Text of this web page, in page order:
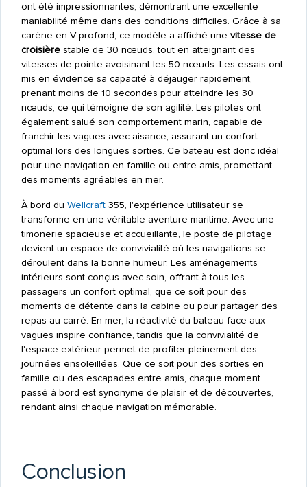
ont été impressionnantes, démontrant une excellente
maniabilité même dans des conditions difficiles. Grâce à sa
carène en V profond, ce modèle a affiché une vitesse de
croisièrestable de 30 nœuds, tout en atteignant des
vitesses de pointe avoisinant les 50 nœuds. Les essais ont
mis en évidence sa capacité à déjauger rapidement,
prenant moins de 10 secondes pour atteindre les 30
nœuds, ce qui témoigne de son agilité. Les pilotes ont
également salué son comportement marin, capable de
franchir les vagues avec aisance, assurant un confort
optimal lors des longues sorties. Ce bateau est donc idéal
pour une navigation en famille ou entre amis, promettant
des moments agréables en mer.
À bord du Wellcraft355, l'expérience utilisateur se
transforme en une véritable aventure maritime. Avec une
timonerie spacieuse et accueillante, le poste de pilotage
devient un espace de convivialité où les navigations se
déroulent dans la bonne humeur. Les aménagements
intérieurs sont conçus avec soin, offrant à tous les
passagers un confort optimal, que ce soit pour des
moments de détente dans la cabine ou pour partager des
repas au carré. En mer, la réactivité du bateau face aux
vagues inspire confiance, tandis que la convivialité de
l'espace extérieur permet de profiter pleinement des
journées ensoleillées. Que ce soit pour des sorties en
famille ou des escapades entre amis, chaque moment
passé à bord est synonyme de plaisir et de découvertes,
rendant ainsi chaque navigation mémorable.
Conclusion